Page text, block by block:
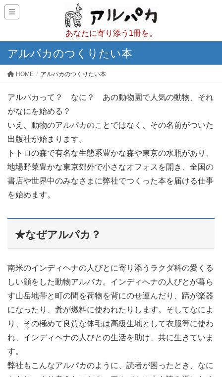
あなたに寄り添う1冊を。
アルパカのつくりたい本
HOME アルパカのつくりたい本
アルパカって？ なに？ あの動物園で人気の動物、それ
がなにを始める？
いえ、動物のアルパカのことではなく、その名前がついた
出版社が始まります。
トトロの森で有名な生態系豊かな森や東京の水瓶があり、
地場野菜豊かな東京郊外で小さなオフォスを開き、全国の
書店や世界中のみなさまに弊社でつくった本を届ける仕事
を始めます。
★なぜアルパカ？
南米のインディヘナの人びとに寄り添うラクダ科の愛くる
しい顔をした動物アルパカ。インディへナの人びとが暮ら
す山岳地帯と町の間を荷物を背にのせ運んだり、蹄が楽器
になったり、糞が燃料に使われたりします。そしてなによ
り、その極めて良質な体毛は高級生地として衣服等に使わ
れ、インディヘナの人びとの生活を助け、共に生きていま
す。
弊社もこんなアルパカのように、読者が困ったとき、なに